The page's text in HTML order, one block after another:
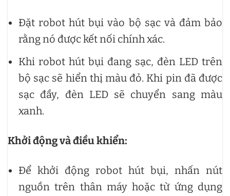
Đặt robot hút bụi vào bộ sạc và đảm bảo
rằng nó được kết nối chính xác.
Khi robot hút bụi đang sạc, đèn LED trên
bộ sạc sẽ hiển thị màu đỏ. Khi pin đã được
sạc đầy, đèn LED sẽ chuyển sang màu
xanh.
Khởi động và điều khiển:
Để khởi động robot hút bụi, nhấn nút
nguồn trên thân máy hoặc từ ứng dụng